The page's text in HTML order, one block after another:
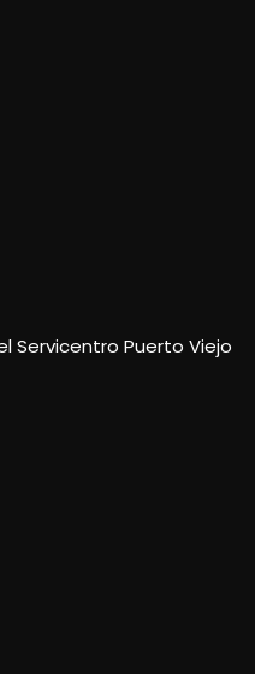
Servicentro Puerto Viejo